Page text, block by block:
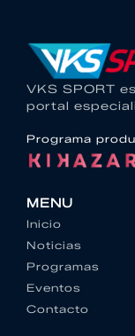
VKS SPORT
portal
Programa
MENU
Inicio
Noticias
Programas
Eventos
Contacto